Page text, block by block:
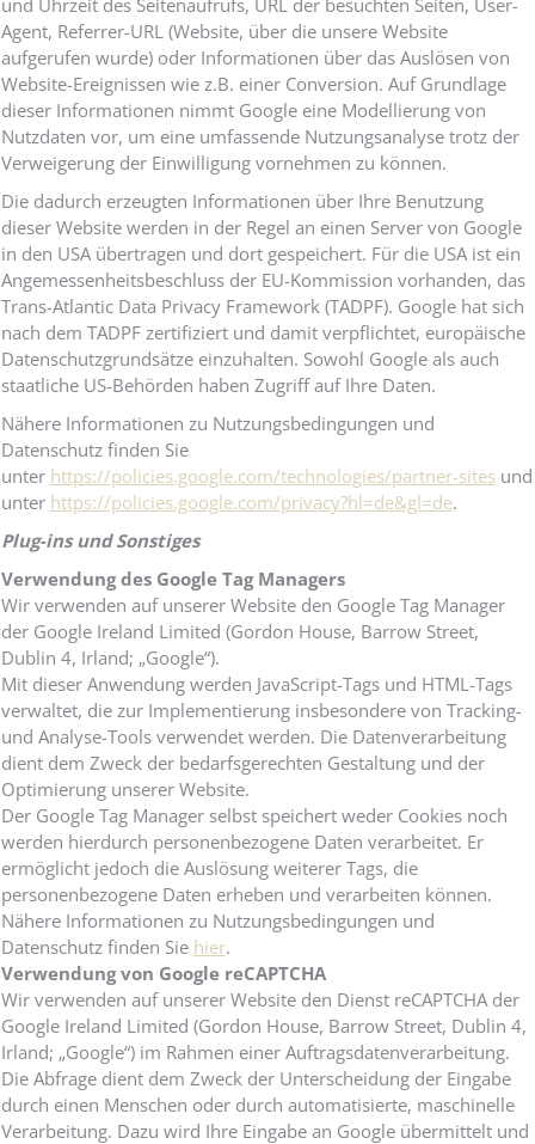
und Uhrzeit des Seitenaufrufs, URL der besuchten Seiten, User-
Agent, Referrer-URL (Website, über die unsere Website
aufgerufen wurde) oder Informationen über das Auslösen von
Website-Ereignissen wie z.B. einer Conversion. Auf Grundlage
dieser Informationen nimmt Google eine Modellierung von
Nutzdaten vor, um eine umfassende Nutzungsanalyse trotz der
Verweigerung der Einwilligung vornehmen zu können.
Die dadurch erzeugten Informationen über Ihre Benutzung
dieser Website werden in der Regel an einen Server von Google
in den USA übertragen und dort gespeichert. Für die USA ist ein
Angemessenheitsbeschluss der EU-Kommission vorhanden, das
Trans-Atlantic Data Privacy Framework (TADPF). Google hat sich
nach dem TADPF zertifiziert und damit verpflichtet, europäische
Datenschutzgrundsätze einzuhalten. Sowohl Google als auch
staatliche US-Behörden haben Zugriff auf Ihre Daten.
Nähere Informationen zu Nutzungsbedingungen und
Datenschutz finden Sie
unter https://policies.google.com/technologies/partner-sitesund
unter https://policies.google.com/privacy?hl=de&gl=de.
Plug-ins und Sonstiges
Verwendung des Google Tag Managers
Wir verwenden auf unserer Website den Google Tag Manager
der Google Ireland Limited (Gordon House, Barrow Street,
Dublin 4, Irland; „Google“).
Mit dieser Anwendung werden JavaScript-Tags und HTML-Tags
verwaltet, die zur Implementierung insbesondere von Tracking-
und Analyse-Tools verwendet werden. Die Datenverarbeitung
dient dem Zweck der bedarfsgerechten Gestaltung und der
Optimierung unserer Website.
Der Google Tag Manager selbst speichert weder Cookies noch
werden hierdurch personenbezogene Daten verarbeitet. Er
ermöglicht jedoch die Auslösung weiterer Tags, die
personenbezogene Daten erheben und verarbeiten können.
Nähere Informationen zu Nutzungsbedingungen und
Datenschutz finden Sie hier.
Verwendung von Google reCAPTCHA
Wir verwenden auf unserer Website den Dienst reCAPTCHA der
Google Ireland Limited (Gordon House, Barrow Street, Dublin 4,
Irland; „Google“) im Rahmen einer Auftragsdatenverarbeitung.
Die Abfrage dient dem Zweck der Unterscheidung der Eingabe
durch einen Menschen oder durch automatisierte, maschinelle
Verarbeitung. Dazu wird Ihre Eingabe an Google übermittelt und